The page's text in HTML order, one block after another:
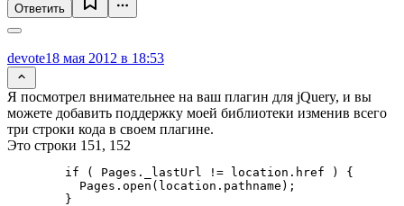
Ответить
devote18 мая 2012 в 18:53
Я посмотрел внимательнее на ваш плагин для jQuery, и вы
можете добавить поддержку моей библиотеки изменив всего
три строки кода в своем плагине.
Это строки 151, 152
        if ( Pages._lastUrl != location.href ) {
          Pages.open(location.pathname);